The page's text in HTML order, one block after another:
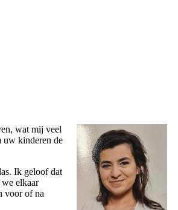
wat mij veel
uw kinderen de
Ik geloof dat
elkaar
voor of na